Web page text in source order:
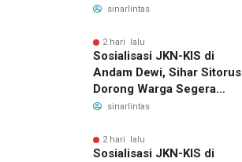
Horsik
sinarlintas
2 hari lalu
Sosialisasi JKN-KIS di
Andam Dewi, Sihar Sitorus
Dorong Warga Segera
Daftar BPJS Kesehatan
sinarlintas
2 hari lalu
Sosialisasi JKN-KIS di